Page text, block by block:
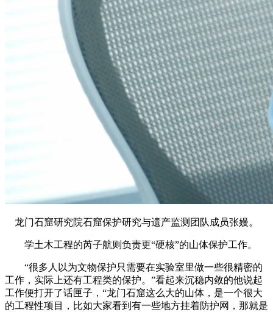
龙门石窟研究院石窟保护研究与遗产监测团 队成员张嫚。
学土木工程的芮子航则负责更“硬核”的山体保护工作。
“很多人以为文物保护只需要在实验室里做一些很精密的
工作，实际上还有工程类的保护。”看起来沉稳内敛的他说起
工作便打开了话匣子，“龙门石窟这么大的山体，是一个很大
的工程性项目，比如大家看到有一些地方挂着防护网，那就是